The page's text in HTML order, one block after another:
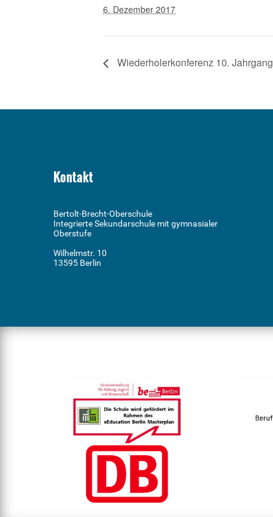
6. Dezember 2017
Wiederholerkonferenz 10. Jahrgang
Kontakt
Bertolt-Brecht-Oberschule
Integrierte Sekundarschule mit gymnasialer
Oberstufe
Wilhelmstr. 10
13595 Berlin